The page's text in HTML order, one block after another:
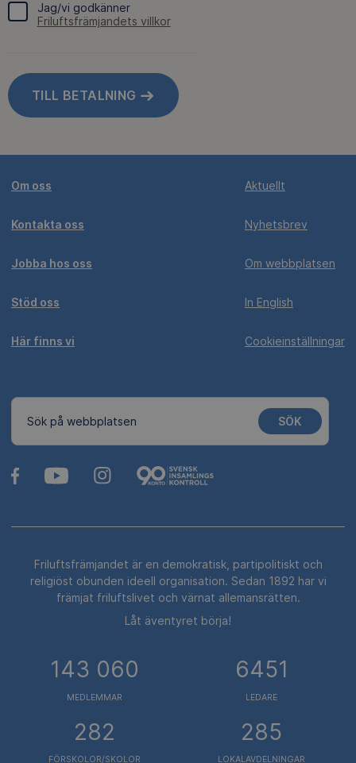
Jag/vi godkänner
Friluftsfrämjandets villkor
TILL BETALNING
Om oss
Kontakta oss
Jobba hos oss
Stöd oss
Här finns vi
Aktuellt
Nyhetsbrev
Om webbplatsen
In English
Cookieinställningar
Sök på webbplatsen SÖK
Friluftsfrämjandet är en demokratisk, partipolitiskt och
religiöst obunden ideell organisation. Sedan 1892 har vi
främjat friluftslivet och värnat allemansrätten.
Låt äventyret börja!
143 060
MEDLEMMAR
6451
LEDARE
282
FÖRSKOLOR/SKOLOR
285
LOKALAVDELNINGAR